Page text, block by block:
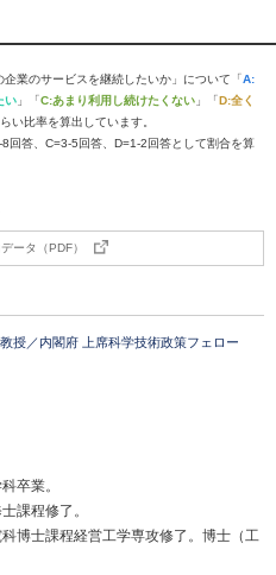
業のサービスを継続したいか」について「A:
い 」「C:あまり利用し続けたくない 」「D:全く
い比率を算出しています。
答、C=3-5回答、D=1-2回答として割合を算
ータ（PDF）
授／内閣府 上席科学技術政策フェロー
卒業。
課程修了。
博士課程経営工学専攻修了。博士（工